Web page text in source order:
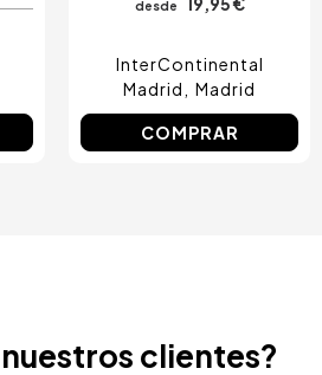
desde
InterContinental
Madrid
Madrid
COMPRAR
clientes?